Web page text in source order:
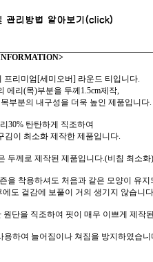
프리미엄[세미오버] 라운드 티입니다.
에리(목)부분을 두께1.5cm제작,
부분의 내구성을 더욱 높인 제품입니다.
30% 탄탄하게 직조하여
김이 최소화 제작한 제품입니다.
두께로 제작된 제품입니다.(비침 최소화)
을 착용하셔도 처음과 같은 모양이 유지
도 겉감에 보풀이 거의 생기지 않습니
단을 직조하여 핏이 매우 이쁘게 제작
하여 늘어짐이나 쳐짐을 방지하였습니